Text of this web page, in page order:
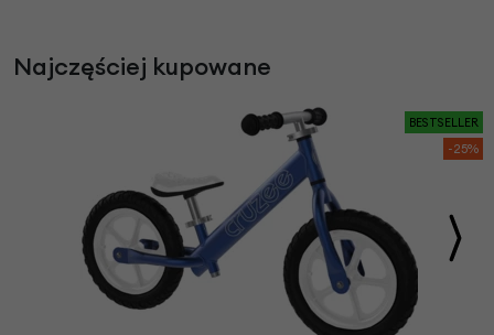
Najczęściej kupowane
BESTSELLER
-25%